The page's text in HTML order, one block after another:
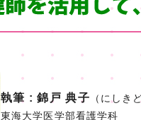
執筆 : 錦戸 典子 （にしき
東海大学医学部看護学科